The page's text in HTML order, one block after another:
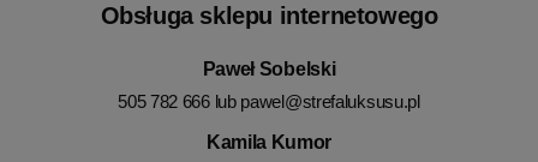
Obsługa sklepu internetowego
Paweł Sobelski
505 782 666 lub pawel@strefaluksusu.pl
Kamila Kumor